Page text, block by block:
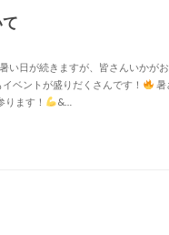
い日が続きますが、皆さんいかが
ベントが盛りだくさんです！
暑
ます！
&…